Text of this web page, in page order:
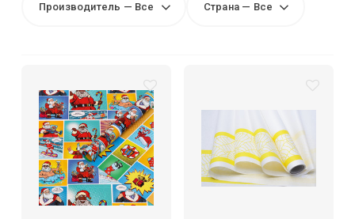
Производитель — Все Страна — Все